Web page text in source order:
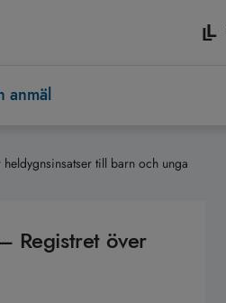
anmäl
till barn och unga
Registret över